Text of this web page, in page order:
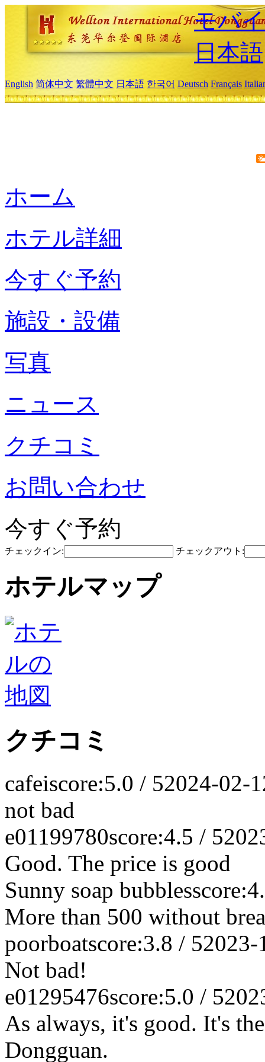
モバ
日本語
English 简体中文 繁體中文 日本語 한국어 Deutsch Français
ホーム
ホテル詳細
今すぐ予約
施設・設備
写真
ニュース
クチコミ
お問い合わせ
今すぐ予約
チェックイン: チェックアウト:
ホテルマップ
クチコミ
cafeiscore:5.0 / 52024-02-
not bad
e01199780score:4.5 / 5
Good. The price is good
Sunny soap bubbles
More than 500 without
poorboatscore:3.8 / 52023-
Not bad!
e01295476score:5.0 / 5
As always, it's good. It's
Dongguan.